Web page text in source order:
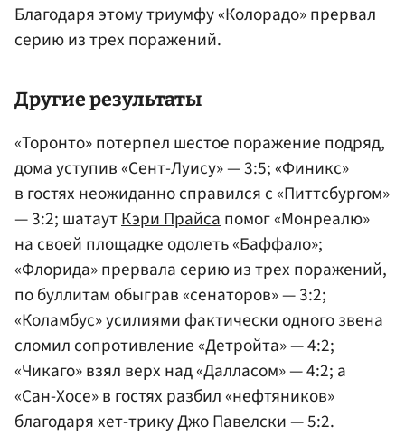
Благодаря этому триумфу «Колорадо» прервал
серию из трех поражений.
Другие результаты
«Торонто» потерпел шестое поражение подряд,
дома уступив «Сент-Луису» — 3:5; «Финикс»
в гостях неожиданно справился с «Питтсбургом»
— 3:2; шатаутКэри Прайсапомог «Монреалю»
на своей площадке одолеть «Баффало»;
«Флорида» прервала серию из трех поражений,
по буллитам обыграв «сенаторов» — 3:2;
«Коламбус» усилиями фактически одного звена
сломил сопротивление «Детройта» — 4:2;
«Чикаго» взял верх над «Далласом» — 4:2; а
«Сан-Хосе» в гостях разбил «нефтяников»
благодаря хет-трику Джо Павелски — 5:2.